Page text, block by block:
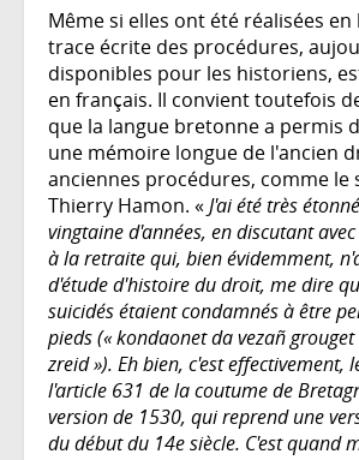
Même si elles ont été réalisées
trace écrite des procédures,
disponibles pour les historiens,
en français. Il convient toutefois
que la langue bretonne a permis
une mémoire longue de l'ancien
anciennes procédures, comme le
Thierry Hamon. «J'ai été très
vingtaine d'années, en discutant
à la retraite qui, bien évidemment,
d'étude d'histoire du droit, me dire
suicidés étaient condamnés à être
pieds (« kondaonet da vezañ
zreid »). Eh bien, c'est effectivement,
l'article 631 de la coutume de
version de 1530, qui reprend une
du début du 14e siècle. C'est quand